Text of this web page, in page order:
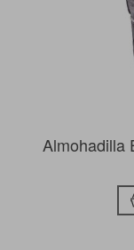
Almohadilla